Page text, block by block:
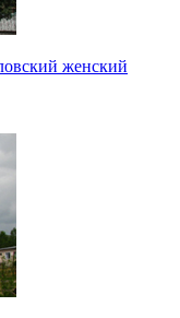
женский